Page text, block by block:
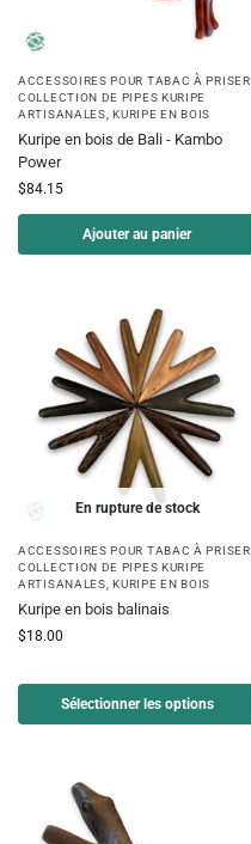
ACCESSOIRES POUR TABAC À PRISER
COLLECTION DE PIPES KURIPE
ARTISANALES ,KURIPE EN BOIS
Kuripe en bois de Bali - Kambo
Power
$84.15
Ajouter au panier
En rupture de stock
ACCESSOIRES POUR TABAC À PRISER
COLLECTION DE PIPES KURIPE
ARTISANALES ,KURIPE EN BOIS
Kuripe en bois balinais
$18.00
Sélectionner les options